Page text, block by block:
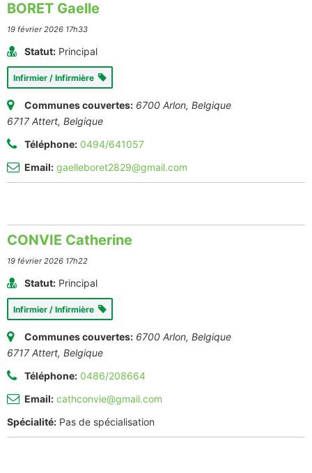
BORET Gaelle
19 février 2026 17h33
Statut: Principal
Infirmier / Infirmière
Communes couvertes: 6700 Arlon, Belgique
6717 Attert, Belgique
Téléphone: 0494/641057
Email: gaelleboret2829@gmail.com
CONVIE Catherine
19 février 2026 17h22
Statut: Principal
Infirmier / Infirmière
Communes couvertes: 6700 Arlon, Belgique
6717 Attert, Belgique
Téléphone: 0486/208664
Email: cathconvie@gmail.com
Spécialité: Pas de spécialisation